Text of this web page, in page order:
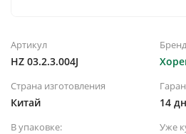
Артикул
HZ 03.2.3.004J
Бренд
Страна изготовления
Китай 14
В упаковке: Уже